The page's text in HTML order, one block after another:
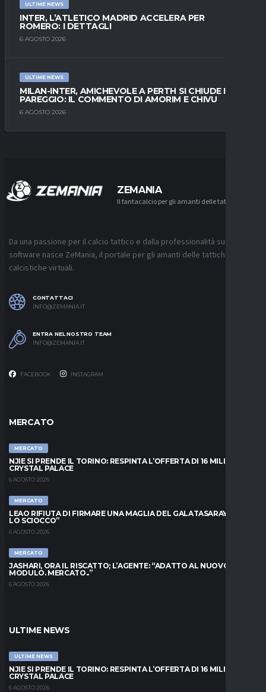
ULTIME NEWS
INTER, L’ATLETICO MADRID ACCELERA PER
ROMERO: I DETTAGLI
6 AGOSTO 2026
ULTIME NEWS
MILAN-INTER, AMICHEVOLE A PERTH SI CHIUDE IN
PAREGGIO: IL COMMENTO DI AMORIM E CHIVU
6 AGOSTO 2026
ZEMANIA
Il fantacalcio per gli amanti delle tattiche
Da una passione per il calcio tattico e dalla professionalità sui
software nasce ZeMania, il portale per gli amanti delle tattiche
calcistiche virtuali.
CONTATTACI
INFO@ZEMANIA.IT
ENTRA NEL NOSTRO TEAM
INFO@ZEMANIA.IT
FACEBOOK INSTAGRAM
MERCATO
MERCATO
NJIE SI PRENDE IL TORINO: RESPINTA L’OFFERTA DI 16 MILIONI DAL
CRYSTAL PALACE
6 AGOSTO 2026
MERCATO
LEAO RIFIUTA DI FIRMARE UNA MAGLIA DEL GALATASARAY: “FAI
LO SCIOCCO”
6 AGOSTO 2026
MERCATO
JASHARI, ORA IL RISCATTO; L’AGENTE: “ADATTO AL NUOVO
MODULO. MERCATO..”
6 AGOSTO 2026
ULTIME NEWS
ULTIME NEWS
NJIE SI PRENDE IL TORINO: RESPINTA L’OFFERTA DI 16 MILIONI DAL
CRYSTAL PALACE
6 AGOSTO 2026